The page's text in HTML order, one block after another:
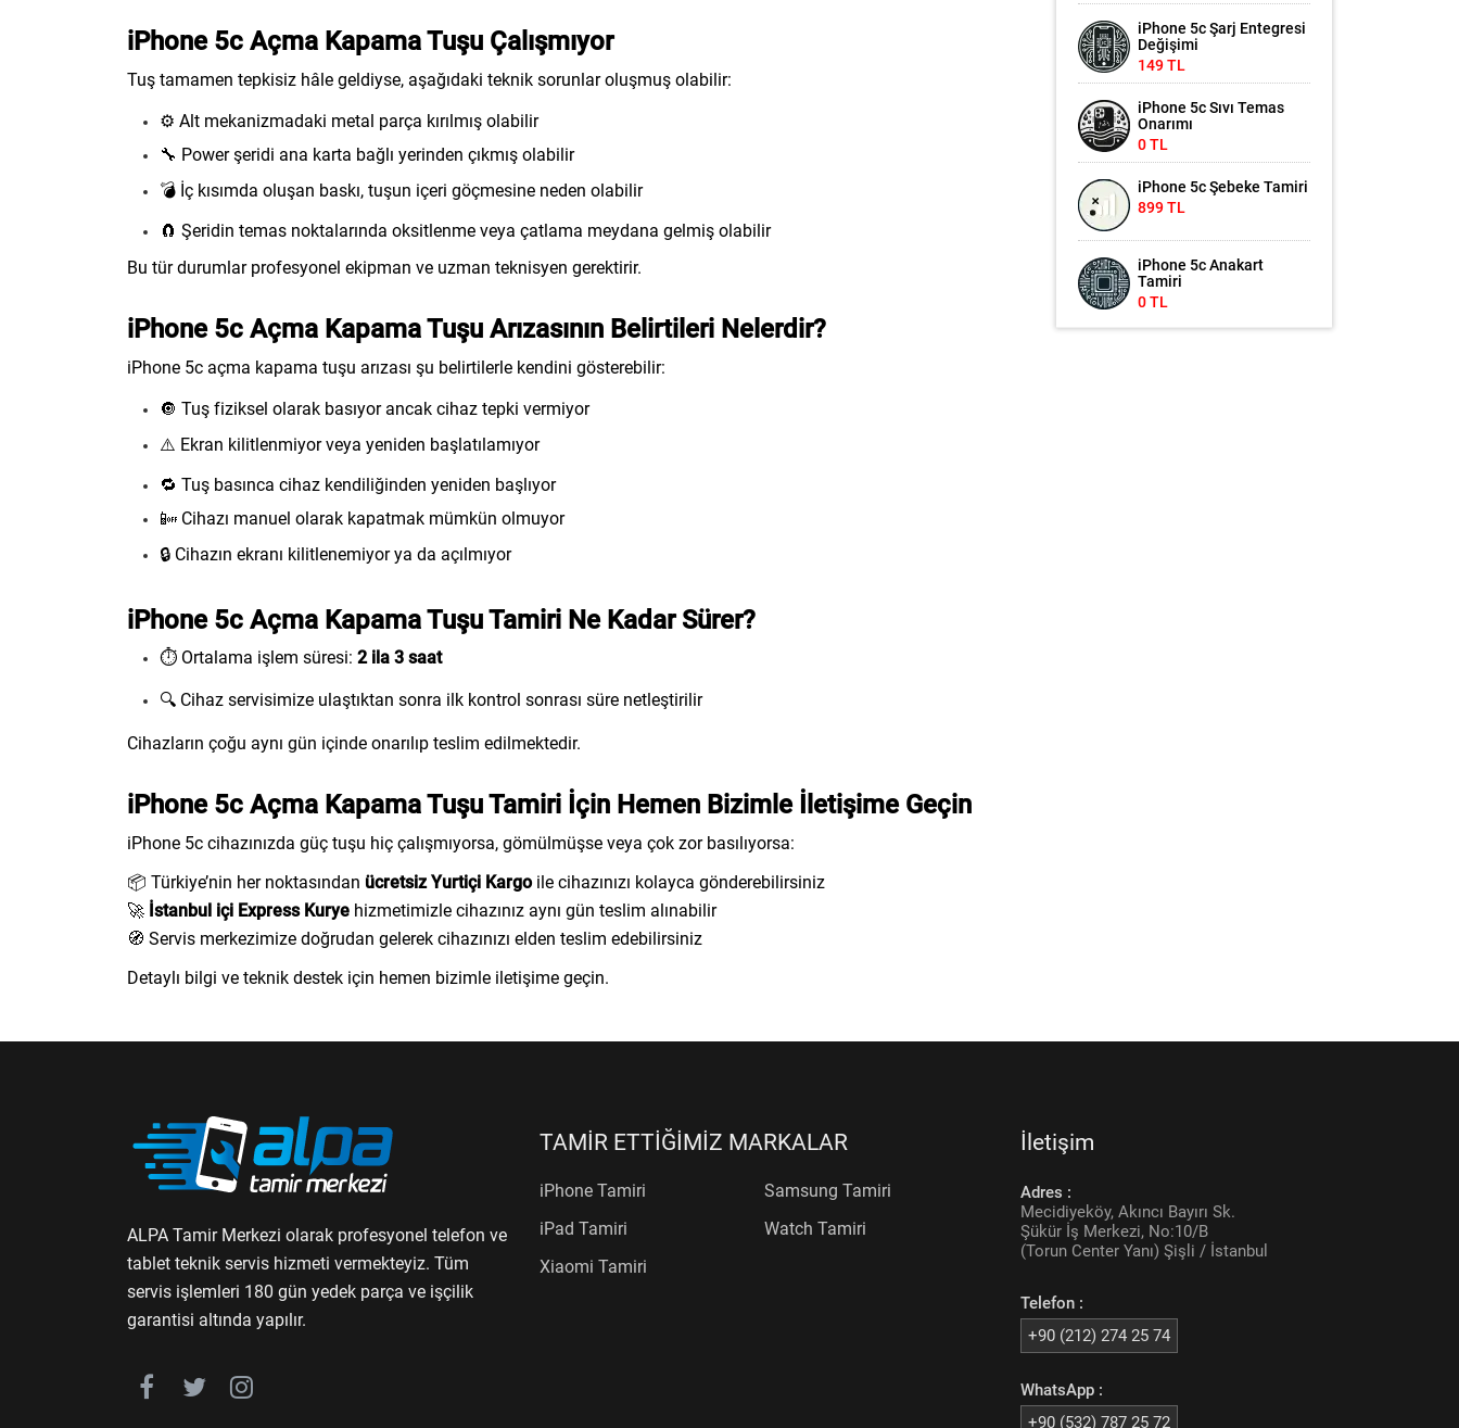
iPhone 5c Açma Kapama Tuşu Çalışmıyor
Tuş tamamen tepkisiz hâle geldiyse, aşağıdaki teknik sorunlar oluşmuş olabilir:
⚙️ Alt mekanizmadaki metal parça kırılmış olabilir
🔧 Power şeridi ana karta bağlı yerinden çıkmış olabilir
💣 İç kısımda oluşan baskı, tuşun içeri göçmesine neden olabilir
🧲 Şeridin temas noktalarında oksitlenme veya çatlama meydana gelmiş olabilir
Bu tür durumlar profesyonel ekipman ve uzman teknisyen gerektirir.
iPhone 5c Açma Kapama Tuşu Arızasının Belirtileri Nelerdir?
iPhone 5c açma kapama tuşu arızası şu belirtilerle kendini gösterebilir:
🔘 Tuş fiziksel olarak basıyor ancak cihaz tepki vermiyor
⚠️ Ekran kilitlenmiyor veya yeniden başlatılamıyor
🔁 Tuş basınca cihaz kendiliğinden yeniden başlıyor
📴 Cihazı manuel olarak kapatmak mümkün olmuyor
🔒 Cihazın ekranı kilitlenemiyor ya da açılmıyor
iPhone 5c Açma Kapama Tuşu Tamiri Ne Kadar Sürer?
⏱️ Ortalama işlem süresi: 2 ila 3 saat
🔍 Cihaz servisimize ulaştıktan sonra ilk kontrol sonrası süre netleştirilir
Cihazların çoğu aynı gün içinde onarılıp teslim edilmektedir.
iPhone 5c Açma Kapama Tuşu Tamiri İçin Hemen Bizimle İletişime Geçin
iPhone 5c cihazınızda güç tuşu hiç çalışmıyorsa, gömülmüşse veya çok zor basılıyorsa:
📦 Türkiye’nin her noktasından ücretsiz Yurtiçi Kargoile cihazınızı kolayca gönderebilirsiniz
🚀 İstanbul içi Express Kurye hizmetimizle cihazınız aynı gün teslim alınabilir
🧭 Servis merkezimize doğrudan gelerek cihazınızı elden teslim edebilirsiniz
Detaylı bilgi ve teknik destek için hemen bizimle iletişime geçin.
iPhone 5c Şarj Entegresi
Değişimi
149 TL
iPhone 5c Sıvı Temas
Onarımı
0 TL
iPhone 5c Şebeke Tamiri
899 TL
iPhone 5c Anakart
Tamiri
0 TL
ALPA Tamir Merkezi olarak profesyonel telefon ve
tablet teknik servis hizmeti vermekteyiz. Tüm
servis işlemleri 180 gün yedek parça ve işçilik
garantisi altında yapılır.
TAMİR ETTİĞİMİZ MARKALAR
iPhone Tamiri
Samsung Tamiri
iPad Tamiri
Watch Tamiri
Xiaomi Tamiri
İletişim
Adres :
Mecidiyeköy, Akıncı Bayırı Sk.
Şükür İş Merkezi, No:10/B
(Torun Center Yanı) Şişli / İstanbul
Telefon :
+90 (212) 274 25 74
WhatsApp :
+90 (532) 787 25 72